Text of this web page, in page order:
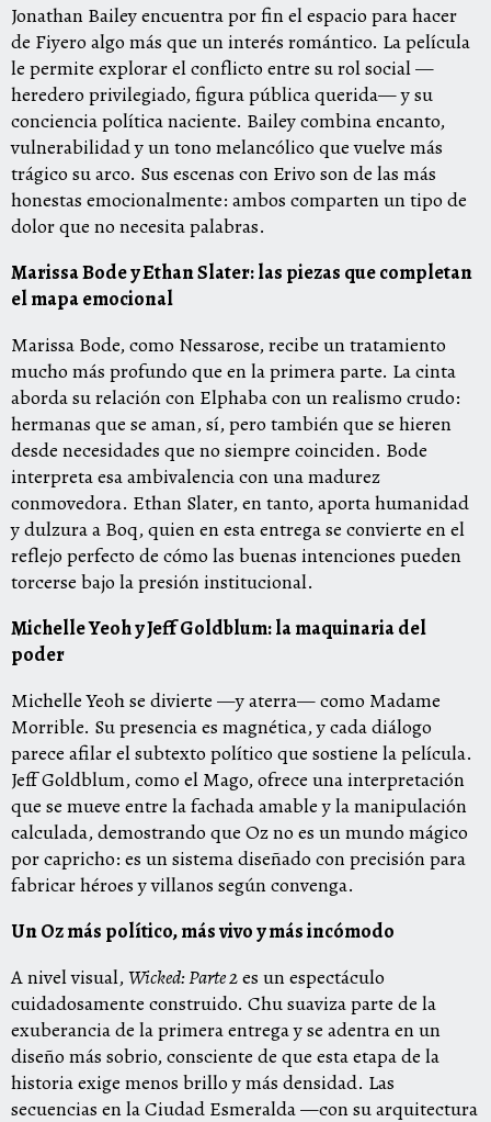
Jonathan Bailey encuentra por fin el espacio para hacer
de Fiyero algo más que un interés romántico. La película
le permite explorar el conflicto entre su rol social —
heredero privilegiado, figura pública querida— y su
conciencia política naciente. Bailey combina encanto,
vulnerabilidad y un tono melancólico que vuelve más
trágico su arco. Sus escenas con Erivo son de las más
honestas emocionalmente: ambos comparten un tipo de
dolor que no necesita palabras.
Marissa Bode y Ethan Slater: las piezas que completan
el mapa emocional
Marissa Bode, como Nessarose, recibe un tratamiento
mucho más profundo que en la primera parte. La cinta
aborda su relación con Elphaba con un realismo crudo:
hermanas que se aman, sí, pero también que se hieren
desde necesidades que no siempre coinciden. Bode
interpreta esa ambivalencia con una madurez
conmovedora. Ethan Slater, en tanto, aporta humanidad
y dulzura a Boq, quien en esta entrega se convierte en el
reflejo perfecto de cómo las buenas intenciones pueden
torcerse bajo la presión institucional.
Michelle Yeoh y Jeff Goldblum: la maquinaria del
poder
Michelle Yeoh se divierte —y aterra— como Madame
Morrible. Su presencia es magnética, y cada diálogo
parece afilar el subtexto político que sostiene la película.
Jeff Goldblum, como el Mago, ofrece una interpretación
que se mueve entre la fachada amable y la manipulación
calculada, demostrando que Oz no es un mundo mágico
por capricho: es un sistema diseñado con precisión para
fabricar héroes y villanos según convenga.
Un Oz más político, más vivo y más incómodo
A nivel visual,Wicked: Parte 2es un espectáculo
cuidadosamente construido. Chu suaviza parte de la
exuberancia de la primera entrega y se adentra en un
diseño más sobrio, consciente de que esta etapa de la
historia exige menos brillo y más densidad. Las
secuencias en la Ciudad Esmeralda —con su arquitectura